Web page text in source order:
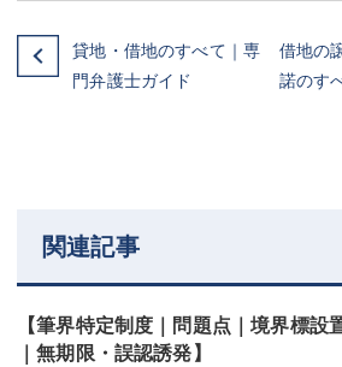
貸地・借地のすべて｜専
門弁護士ガイド
借地の
諾のす
関連記事
【筆界特定制度｜問題点｜境界標設
｜無期限・誤認誘発】